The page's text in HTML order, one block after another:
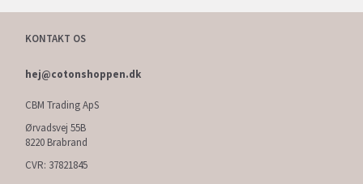
KONTAKT OS
hej@cotonshoppen.dk
CBM Trading ApS
Ørvadsvej 55B
8220 Brabrand
CVR: 37821845